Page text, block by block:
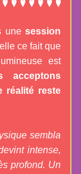
une session
ce fait que
est
acceptons
réalité reste
sembla
intense,
profond. Un